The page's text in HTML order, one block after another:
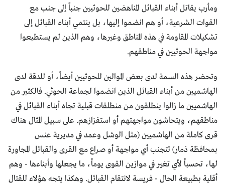
ومأرب يقاتل أبناء القبائل المناهضين للحوثيين جنباً إلى جنب مع
القوات الشرعية، أو هم انضموا إليها، بل ينتمي أبناء القبائل إلى
تشكيلات المقاومة في هذه المناطق وغيرها، وهم الذين لم يستطيعوا
مواجهة الحوثيين في مناطقهم.
وتحضر هذه السمة لدى بعض الموالين للحوثيين أيضاً، أو للدقة لدى
الهاشميين من أبناء القبائل الذين انضموا لجماعة الحوثي. فالكثير من
الهاشميين ما زالوا ينطلقون من منطلقات قبلية تجاه أبناء القبائل في
مناطقهم، ويتحاشون مواجهتهم أو استفزازهم. على سبيل المثال هناك
قرى كاملة من الهاشميين (مثل الوشل وعمد في مديرية عنس
بمحافظة ذمار) تتجنب أي مواجهة أو صراع مع القرى والقبائل المجاورة
لها، تحسباً لأي تغير في موازين القوى يوماً، ما يجعلها وأبناءها - وهم
أقلية بطبيعة الحال - فريسة لانتقام القبائل. وهكذا يتجه هؤلاء للقتال